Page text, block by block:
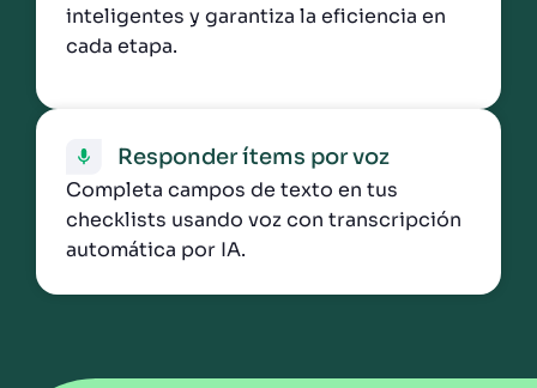
inteligentes y garantiza la eficiencia en
cada etapa.
Responder ítems por voz
Completa campos de texto en tus
checklists usando voz con transcripción
automática por IA.